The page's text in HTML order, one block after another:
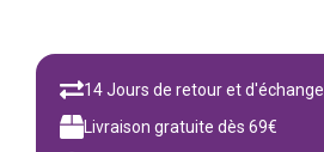
14 Jours de retour et d'échange
Livraison gratuite dès 69€